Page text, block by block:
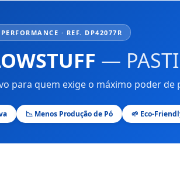
· REF. DP42077R
—
para quem exige o máximo poder de
📉 Menos Produção de Pó 🌱 Eco-